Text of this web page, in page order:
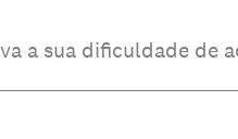
a sua dificuldade de